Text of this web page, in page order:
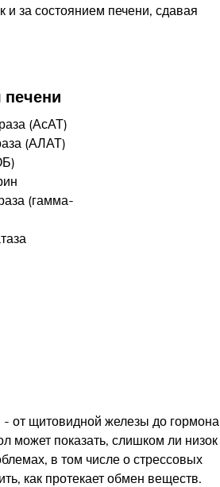
за состоянием печени, сдавая
печени
(АсАТ)
(АЛАТ)
(гамма-
от щитовидной железы до гормона
может показать, слишком ли низок
в том числе о стрессовых
как протекает обмен веществ.